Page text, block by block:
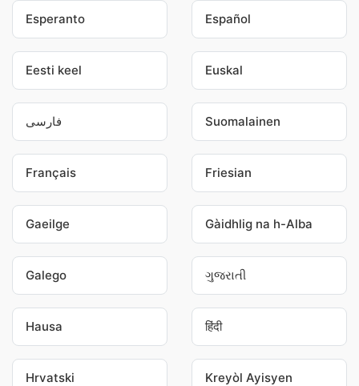
Esperanto Español
Eesti keel Euskal
فارسی Suomalainen
Français Friesian
Gaeilge Gàidhlig na h-Alba
Galego ગુજરાતી
Hausa हिंदी
Hrvatski Kreyòl Ayisyen